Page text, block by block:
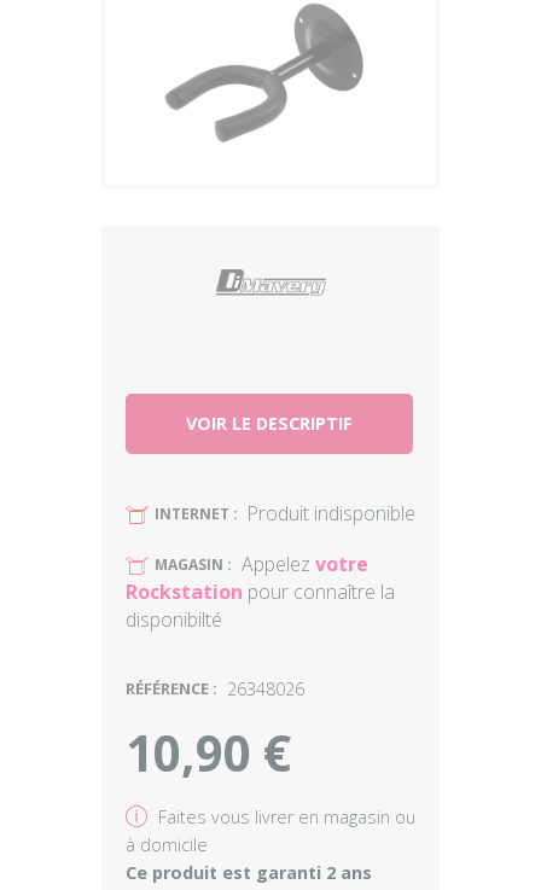
Plus
VOIR LE DESCRIPTIF
U INTERNET : Produit indisponible
U MAGASIN : Appelez votre
Rockstation pour connaître la
disponibilté
RÉFÉRENCE : 26348026
10,90 €
v Faites vous livrer en magasin ou
à domicile
Ce produit est garanti 2 ans